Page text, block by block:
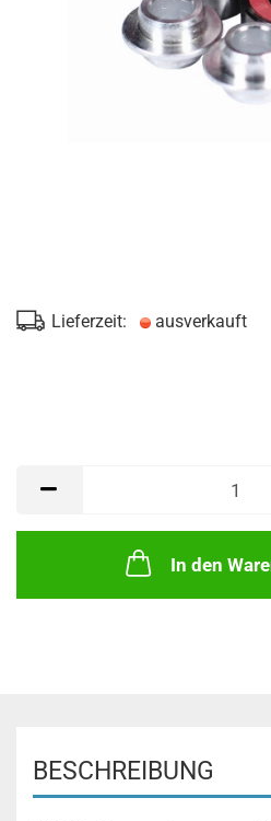
Lieferzeit: ausverkauft
In den
BESCHREIBUNG